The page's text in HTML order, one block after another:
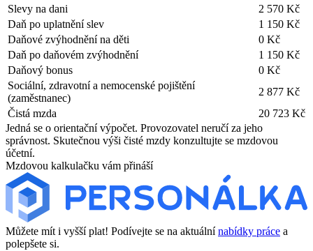
Slevy na dani
2 570 Kč
Daň po uplatnění slev
1 150 Kč
Daňové zvýhodnění na děti
0 Kč
Daň po daňovém zvýhodnění
1 150 Kč
Daňový bonus
0 Kč
Sociální, zdravotní a nemocenské pojištění
(zaměstnanec)
2 877 Kč
Čistá mzda
20 723 Kč
Jedná se o orientační výpočet. Provozovatel neručí za jeho
správnost. Skutečnou výši čisté mzdy konzultujte se mzdovou
účetní.
Mzdovou kalkulačku vám přináší
Můžete mít i vyšší plat! Podívejte se na aktuálnínabídky práce a
polepšete si.